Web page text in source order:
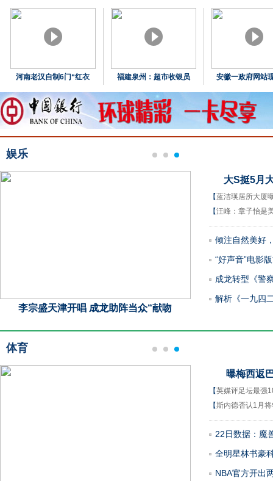
河南老汉自制6门“红衣 福建泉州：超市收银员 安徽一政府网站
娱乐
李宗盛天津开唱 成龙助阵当众“献吻
大S挺5月
【蓝洁瑛居所大厦
【汪峰：章子怡是
倾注自然美好
“好声音”电影
成龙转型《警
解析《一九四
体育
曝梅西返
【英媒评足坛最强
【斯内德否认1月
22日数据：魔
全明星林书豪
NBA官方开出